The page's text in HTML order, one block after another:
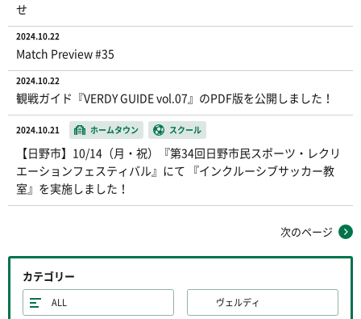
せ
2024.10.22
Match Preview #35
2024.10.22
観戦ガイド『VERDY GUIDE vol.07』のPDF版を公開しました！
2024.10.21 ホームタウン スクール
【日野市】10/14（月・祝）『第34回日野市民スポーツ・レクリ
エーションフェスティバル』にて 『インクルーシブサッカー教
室』を実施しました！
次のページ
カテゴリー
ALL ヴェルディ